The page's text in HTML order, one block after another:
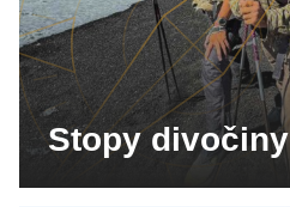
Stopy divočiny